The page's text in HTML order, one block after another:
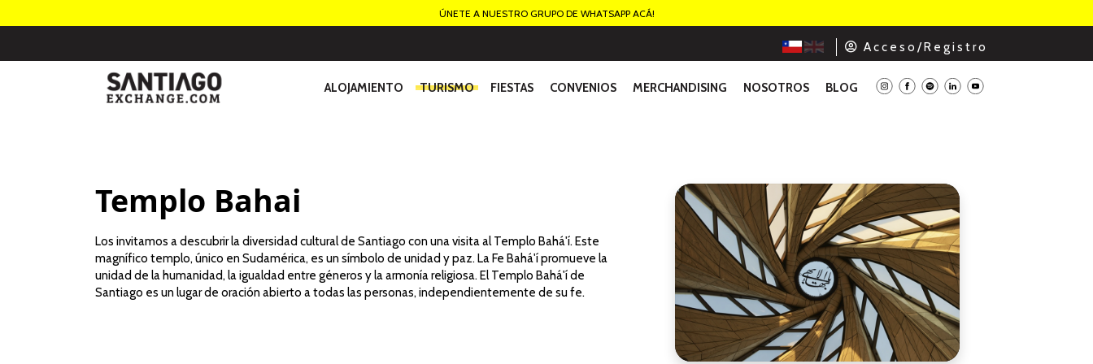
ÚNETE A NUESTRO GRUPO DE WHATSAPP ACÁ!
A c c e s o / R e g i s t r o
ALOJAMIENTO TURISMO FIESTAS CONVENIOS MERCHANDISING NOSOTROS BLOG
Templo Bahai
Los invitamos a descubrir la diversidad cultural de Santiago con una visita al Templo Bahá'í. Este
magnífico templo, único en Sudamérica, es un símbolo de unidad y paz. La Fe Bahá'í promueve la
unidad de la humanidad, la igualdad entre géneros y la armonía religiosa. El Templo Bahá'í de
Santiago es un lugar de oración abierto a todas las personas, independientemente de su fe.